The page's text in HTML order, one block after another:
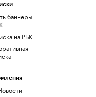
баннеры
на РБК